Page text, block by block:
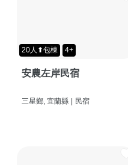
20人⬆包棟 4+
安農左岸民宿
三星鄉, 宜蘭縣 | 民宿